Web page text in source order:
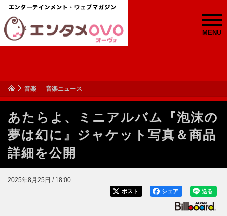
MENU
音楽 音楽ニュース
あたらよ、ミニアルバム『泡沫の
夢は幻に』ジャケット写真＆商品
詳細を公開
2025年8月25日 / 18:00
送る
シェア
ポスト